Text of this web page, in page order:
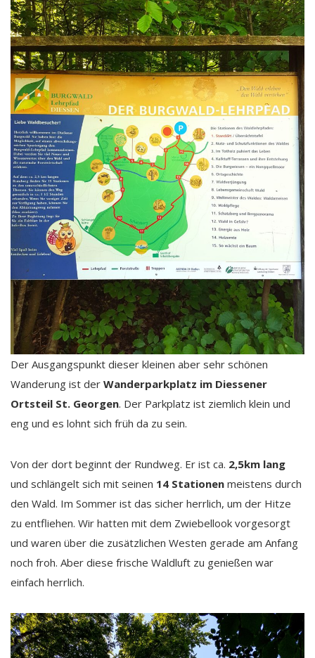
Der Ausgangspunkt dieser kleinen aber sehr schönen
Wanderung ist der Wanderparkplatz im Diessener
Ortsteil St. Georgen. Der Parkplatz ist ziemlich klein und
eng und es lohnt sich früh da zu sein.
Von der dort beginnt der Rundweg. Er ist ca. 2,5km lang
und schlängelt sich mit seinen 14 Stationen meistens durch
den Wald. Im Sommer ist das sicher herrlich, um der Hitze
zu entfliehen. Wir hatten mit dem Zwiebellook vorgesorgt
und waren über die zusätzlichen Westen gerade am Anfang
noch froh. Aber diese frische Waldluft zu genießen war
einfach herrlich.